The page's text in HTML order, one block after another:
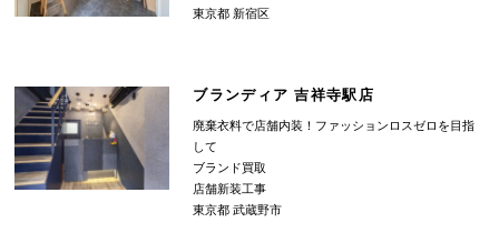
東京都 新宿区
ブランディア 吉祥寺駅店
廃棄衣料で店舗内装！ファッションロスゼロを目指
して
ブランド買取
店舗新装工事
東京都 武蔵野市